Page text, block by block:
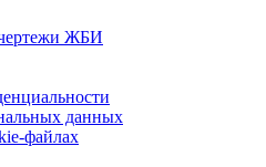
ЖБИ
данных
файлах